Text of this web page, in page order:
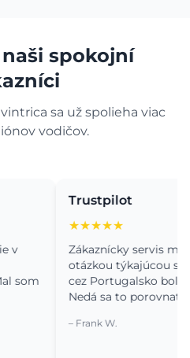
spokojní
sa už spolieha viac
vodičov.
Trustpilot
★★★★★
Zákaznícky servis mi
otázkou týkajúcou sa
cez Portugalsko bola
Nedá sa to porovnať s
– Frank W.